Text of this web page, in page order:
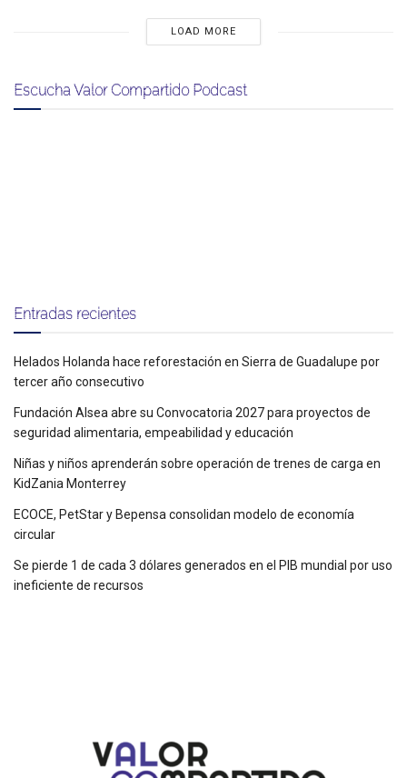
LOAD MORE
Escucha Valor Compartido Podcast
Entradas recientes
Helados Holanda hace reforestación en Sierra de Guadalupe por
tercer año consecutivo
Fundación Alsea abre su Convocatoria 2027 para proyectos de
seguridad alimentaria, empeabilidad y educación
Niñas y niños aprenderán sobre operación de trenes de carga en
KidZania Monterrey
ECOCE, PetStar y Bepensa consolidan modelo de economía
circular
Se pierde 1 de cada 3 dólares generados en el PIB mundial por uso
ineficiente de recursos